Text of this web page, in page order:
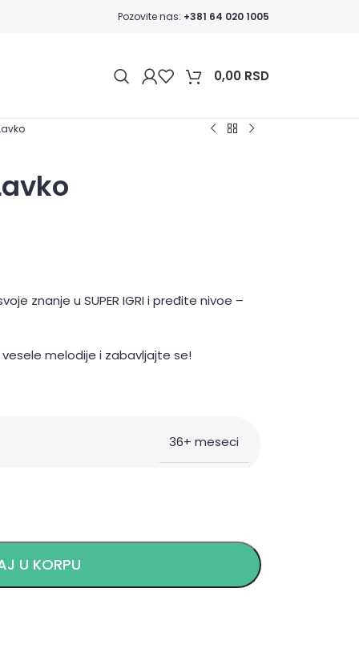
Pozovite nas: +381 64 020 1005
0,00 RSD
znanje u SUPER IGRI i pređite nivoe –
melodije i zabavljajte se!
36+ meseci
U KORPU